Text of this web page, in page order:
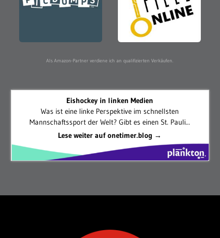
Als Amazon-Partner verdiene ich an qualifizierten Verkäufen.
Eishockey in linken Medien
Was ist eine linke Perspektive im schnellsten
Mannschaftssport der Welt? Gibt es einen St. Pauli...
Lese weiter auf onetimer.blog →